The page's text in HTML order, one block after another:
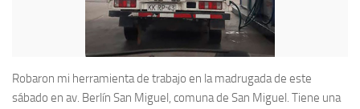
Robaron mi herramienta de trabajo en la madrugada de este
sábado en av. Berlín San Miguel, comuna de San Miguel. Tiene una